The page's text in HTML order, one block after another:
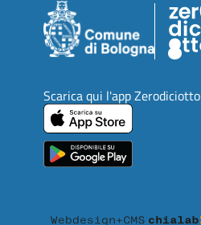
Scarica qui l'app Zerodiciotto